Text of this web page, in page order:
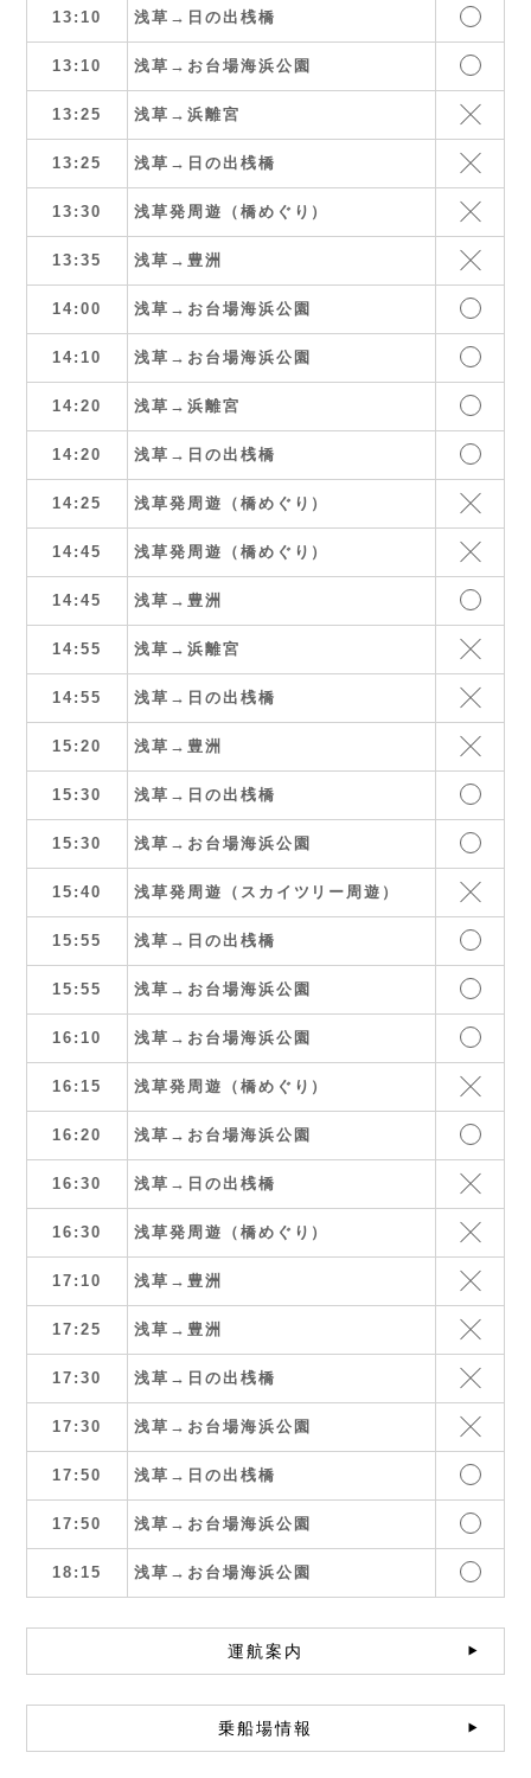
13:10 浅草→日の出桟橋
13:10 浅草→お台場海浜公園
13:25 浅草→浜離宮
13:25 浅草→日の出桟橋
13:30 浅草発周遊（橋めぐり）
13:35 浅草→豊洲
14:00 浅草→お台場海浜公園
14:10 浅草→お台場海浜公園
14:20 浅草→浜離宮
14:20 浅草→日の出桟橋
14:25 浅草発周遊（橋めぐり）
14:45 浅草発周遊（橋めぐり）
14:45 浅草→豊洲
14:55 浅草→浜離宮
14:55 浅草→日の出桟橋
15:20 浅草→豊洲
15:30 浅草→日の出桟橋
15:30 浅草→お台場海浜公園
15:40 浅草発周遊（スカイツリー周遊）
15:55 浅草→日の出桟橋
15:55 浅草→お台場海浜公園
16:10 浅草→お台場海浜公園
16:15 浅草発周遊（橋めぐり）
16:20 浅草→お台場海浜公園
16:30 浅草→日の出桟橋
16:30 浅草発周遊（橋めぐり）
17:10 浅草→豊洲
17:25 浅草→豊洲
17:30 浅草→日の出桟橋
17:30 浅草→お台場海浜公園
17:50 浅草→日の出桟橋
17:50 浅草→お台場海浜公園
18:15 浅草→お台場海浜公園
運航案内
乗船場情報